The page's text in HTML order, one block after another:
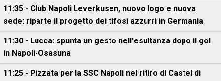
11:35 - Club Napoli Leverkusen, nuovo logo e nuova
sede: riparte il progetto dei tifosi azzurri in Germania
11:30 - Lucca: spunta un gesto nell'esultanza dopo il gol
in Napoli-Osasuna
11:25 - Pizzata per la SSC Napoli nel ritiro di Castel di